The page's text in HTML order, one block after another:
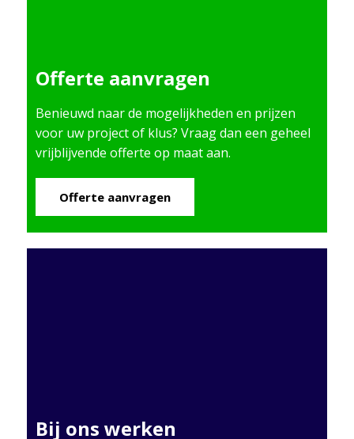
Offerte aanvragen
Benieuwd naar de mogelijkheden en prijzen
voor uw project of klus? Vraag dan een geheel
vrijblijvende offerte op maat aan.
Offerte aanvragen
Bij ons werken